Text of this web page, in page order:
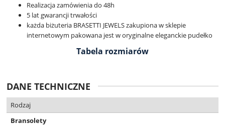
Realizacja zamówienia do 48h
5 lat gwarancji trwałości
każda biżuteria BRASETTI JEWELS zakupiona w sklepie
internetowym pakowana jest w oryginalne eleganckie pudełko
Tabela rozmiarów
DANE TECHNICZNE
Rodzaj
Bransolety